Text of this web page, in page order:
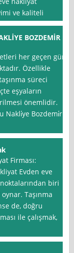
ve kaliteli
BOZDEMİR
her geçen gün
Özellikle
süreci
eşyaların
önemlidir.
Nakli̇ye Bozdemi̇r
Firması:
Evden eve
biri
Taşınma
de, doğru
ile çalışmak,